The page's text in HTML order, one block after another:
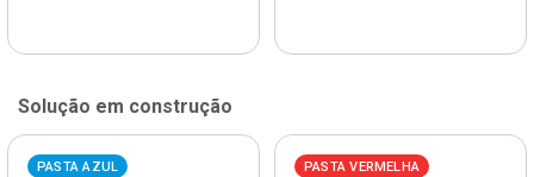
Solução em construção
PASTA AZUL PASTA VERMELHA